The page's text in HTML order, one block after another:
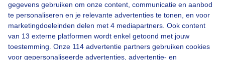
gegevens gebruiken om onze content, communicatie en aanbod
te personaliseren en je relevante advertenties te tonen, en voor
marketingdoeleinden delen met 4 mediapartners. Ook content
van 13 externe platformen wordt enkel getoond met jouw
toestemming. Onze 114 advertentie partners gebruiken cookies
voor gepersonaliseerde advertenties, advertentie- en
Buienradar Team
Privacy beleid
Cookie beleid
Privacy instellingen